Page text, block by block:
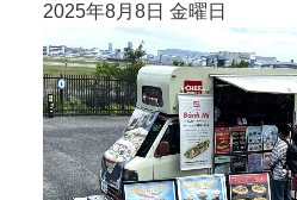
2025年8月8日 金曜日